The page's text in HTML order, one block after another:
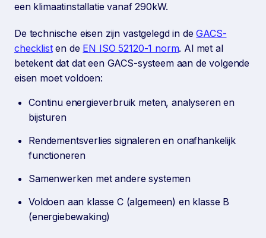
een klimaatinstallatie vanaf 290kW.
De technische eisen zijn vastgelegd in deGACS-
checklisten de EN ISO 52120-1 norm. Al met al
betekent dat dat een GACS-systeem aan de volgende
eisen moet voldoen:
Continu energieverbruik meten, analyseren en
bijsturen
Rendementsverlies signaleren en onafhankelijk
functioneren
Samenwerken met andere systemen
Voldoen aan klasse C (algemeen) en klasse B
(energiebewaking)